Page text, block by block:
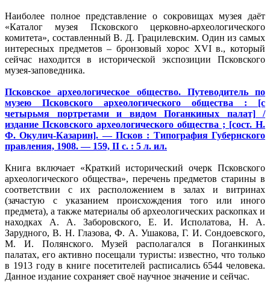
Наиболее полное представление о сокровищах музея даёт
«Каталог музея Псковского церковно-археологического
комитета», составленный В. Д. Грацилевским. Один из самых
интересных предметов – бронзовый хорос XVI в., который
сейчас находится в исторической экспозиции Псковского
музея-заповедника.
Псковское археологическое общество. Путеводитель по
музею Псковского археологического общества : [с
четырьмя портретами и видом Поганкиных палат] /
издание Псковского археологического общества ; [сост. Н.
Ф. Окулич-Казарин]. — Псков : Типография Губернского
правления, 1908. — 159, II с. : 5 л. ил.
Книга включает «Краткий исторический очерк Псковского
археологического общества», перечень предметов старины в
соответствии с их расположением в залах и витринах
(зачастую с указанием происхождения того или иного
предмета), а также материалы об археологических раскопках и
находках А. А. Заборовского, Е. И. Исполатова, Н. А.
Зарудного, В. Н. Глазова, Ф. А. Ушакова, Г. И. Сондоевского,
М. И. Полянского. Музей располагался в Поганкиных
палатах, его активно посещали туристы: известно, что только
в 1913 году в книге посетителей расписались 6544 человека.
Данное издание сохраняет своё научное значение и сейчас.